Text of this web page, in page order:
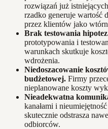
rozwiązań już
rzadko generuje wartość
przez klientów jako
Brak testowania
prototypowania i
warunkach skutkuje
wdrożenia.
Niedoszacowanie
budżetowej. Firmy
nieplanowane koszty
Nieadekwatna
kanałami i
skutecznie odstrasza
odbiorców.